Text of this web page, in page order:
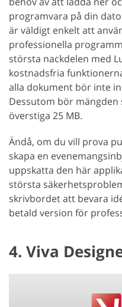
programvara på din
är väldigt enkelt att
professionella
största nackdelen med
kostnadsfria
alla dokument bör inte
Dessutom bör
överstiga 25 MB.
Ändå, om du vill prova
skapa en
uppskatta den här
största
skrivbordet att bevara
betald version för
4. Viva